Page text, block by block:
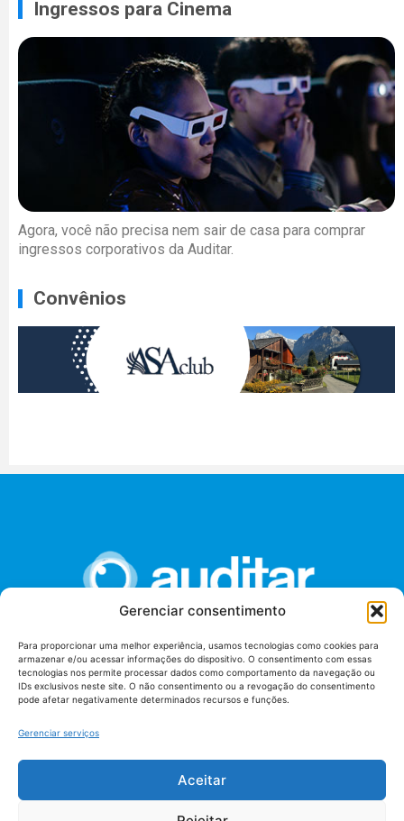
Gerenciar consentimento
Para proporcionar uma melhor experiência, usamos tecnologias como cookies para
armazenar e/ou acessar informações do dispositivo. O consentimento com essas
tecnologias nos permite processar dados como comportamento da navegação ou
IDs exclusivos neste site. O não consentimento ou a revogação do consentimento
pode afetar negativamente determinados recursos e funções.
Gerenciar serviços
Aceitar
Ingressos para Cinema
Agora, você não precisa nem sair de casa para comprar
ingressos corporativos da Auditar.
Convênios
União dos Auditores Federais de Controle Externo -
AUDITAR
Setor de Administração Federal Sul (SAF/Sul), Qd. 04, Lt. 01
Tribunal de Contas da União (TCU), Subsolo, Sala S04
Termos de uso